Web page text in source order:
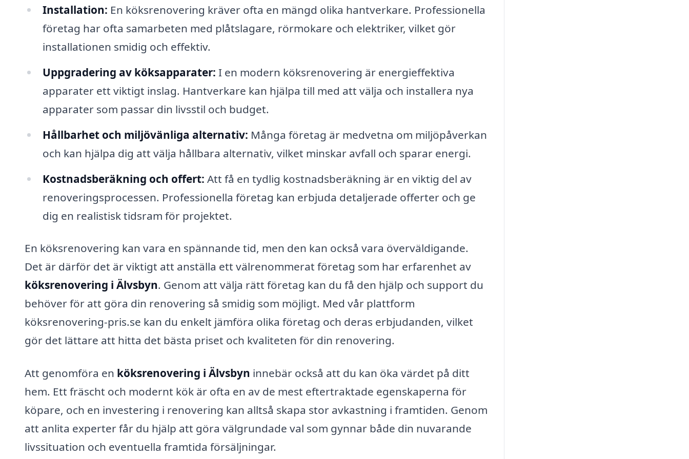
Installation: En köksrenovering kräver ofta en mängd olika hantverkare. Professionella
företag har ofta samarbeten med plåtslagare, rörmokare och elektriker, vilket gör
installationen smidig och effektiv.
Uppgradering av köksapparater: I en modern köksrenovering är energieffektiva
apparater ett viktigt inslag. Hantverkare kan hjälpa till med att välja och installera nya
apparater som passar din livsstil och budget.
Hållbarhet och miljövänliga alternativ: Många företag är medvetna om miljöpåverkan
och kan hjälpa dig att välja hållbara alternativ, vilket minskar avfall och sparar energi.
Kostnadsberäkning och offert: Att få en tydlig kostnadsberäkning är en viktig del av
renoveringsprocessen. Professionella företag kan erbjuda detaljerade offerter och ge
dig en realistisk tidsram för projektet.
En köksrenovering kan vara en spännande tid, men den kan också vara överväldigande.
Det är därför det är viktigt att anställa ett välrenommerat företag som har erfarenhet av
köksrenovering i Älvsbyn. Genom att välja rätt företag kan du få den hjälp och support du
behöver för att göra din renovering så smidig som möjligt. Med vår plattform
köksrenovering-pris.se kan du enkelt jämföra olika företag och deras erbjudanden, vilket
gör det lättare att hitta det bästa priset och kvaliteten för din renovering.
Att genomföra en köksrenovering i Älvsbyn innebär också att du kan öka värdet på ditt
hem. Ett fräscht och modernt kök är ofta en av de mest eftertraktade egenskaperna för
köpare, och en investering i renovering kan alltså skapa stor avkastning i framtiden. Genom
att anlita experter får du hjälp att göra välgrundade val som gynnar både din nuvarande
livssituation och eventuella framtida försäljningar.